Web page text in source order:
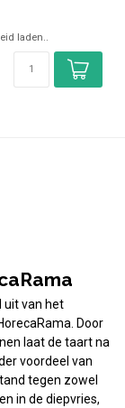
laden..
uit van het
Door
laat de taart na
voordeel van
tegen zowel
in de diepvries,